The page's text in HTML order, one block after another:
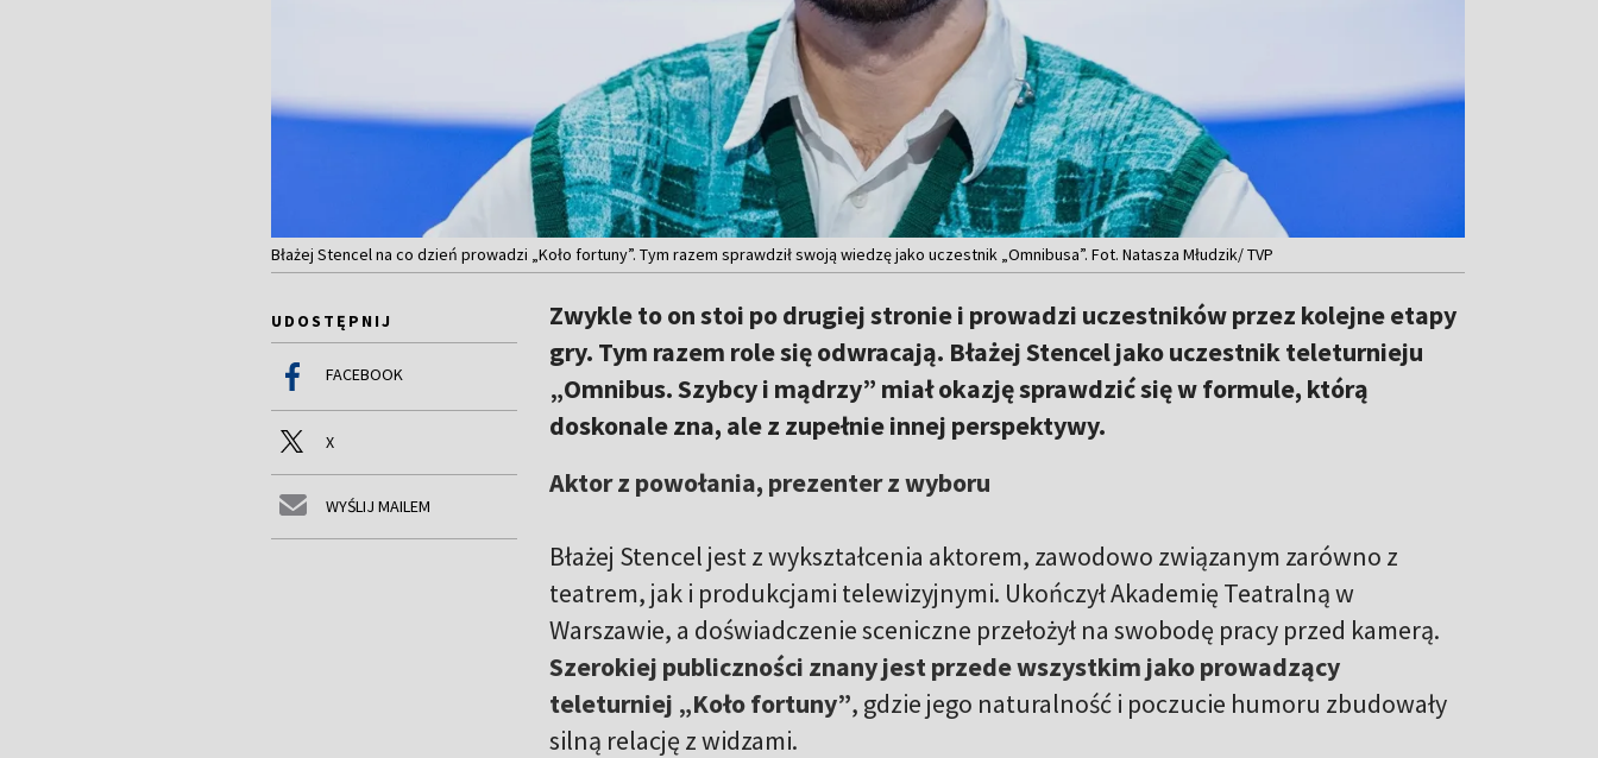
Błażej Stencel na co dzień prowadzi „Koło fortuny”. Tym razem sprawdził swoją wiedzę jako uczestnik „Omnibusa”. Fot. Natasza Młudzik/ TVP
UDOSTĘPNIJ
FACEBOOK
X
WYŚLIJ MAILEM
Zwykle to on stoi po drugiej stronie i prowadzi uczestników przez kolejne etapy
gry. Tym razem role się odwracają. Błażej Stencel jako uczestnik teleturnieju
„Omnibus. Szybcy i mądrzy” miał okazję sprawdzić się w formule, którą
doskonale zna, ale z zupełnie innej perspektywy.
Aktor z powołania, prezenter z wyboru
Błażej Stencel jest z wykształcenia aktorem, zawodowo związanym zarówno z
teatrem, jak i produkcjami telewizyjnymi. Ukończył Akademię Teatralną w
Warszawie, a doświadczenie sceniczne przełożył na swobodę pracy przed kamerą.
Szerokiej publiczności znany jest przede wszystkim jako prowadzący
teleturniej „Koło fortuny”, gdzie jego naturalność i poczucie humoru zbudowały
silną relację z widzami.